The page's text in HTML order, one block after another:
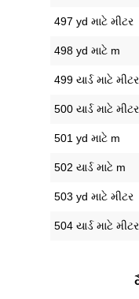
497 yd માટે મીટર
498 yd માટે m
499 યાર્ડ માટે મીટર
500 યાર્ડ માટે મીટર
501 yd માટે m
502 યાર્ડ માટે m
503 yd માટે મીટર
504 યાર્ડ માટે મીટર